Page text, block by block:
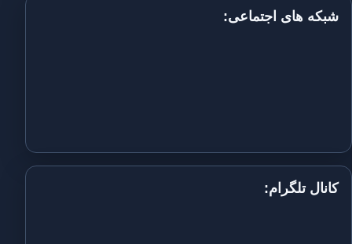
شبکه های اجتماعی:
کانال تلگرام: